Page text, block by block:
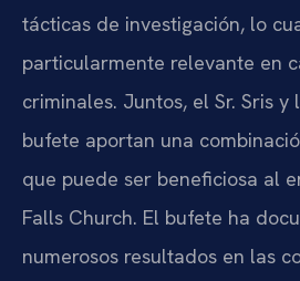
tácticas de investigación, lo
particularmente relevante en
criminales. Juntos, el Sr. Sris
bufete aportan una
que puede ser beneficiosa al
Falls Church. El bufete ha
numerosos resultados en las